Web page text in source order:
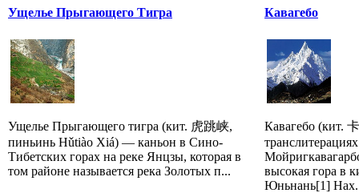
Ущелье Прыгающего Тигра
Ущелье Прыгающего тигра (кит. 虎跳峡,
пиньинь Hǔtiào Xiá) — каньон в Сино-
Тибетских горах на реке Янцзы, которая в
том районе называется река Золотых п...
Кавагебо
Кавагебо (кит.
высокая гора в
Юньнань[1]